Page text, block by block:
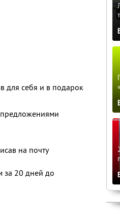
для себя и в подарок
на почту
за 20 дней до